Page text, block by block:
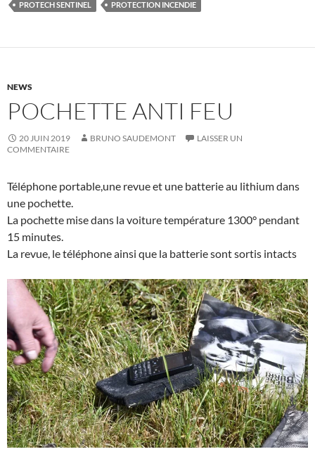
PROTECH SENTINEL PROTECTION INCENDIE
NEWS
POCHETTE ANTI FEU
20 JUIN 2019 BRUNO SAUDEMONT
LAISSER UN
COMMENTAIRE
Téléphone portable,une revue et une batterie au lithium dans
une pochette.
La pochette mise dans la voiture température 1300° pendant
15 minutes.
La revue, le téléphone ainsi que la batterie sont sortis intacts